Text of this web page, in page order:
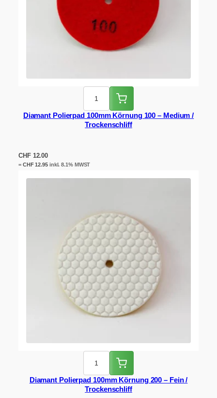
Diamant Polierpad 100mm Körnung 100 – Medium /
Trockenschliff
CHF12.00
= CHF12.95inkl. 8.1% MWST
Diamant Polierpad 100mm Körnung 200 – Fein /
Trockenschliff